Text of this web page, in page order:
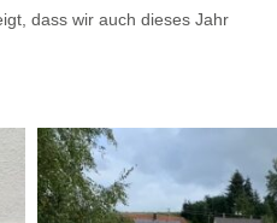
dass wir auch dieses Jahr